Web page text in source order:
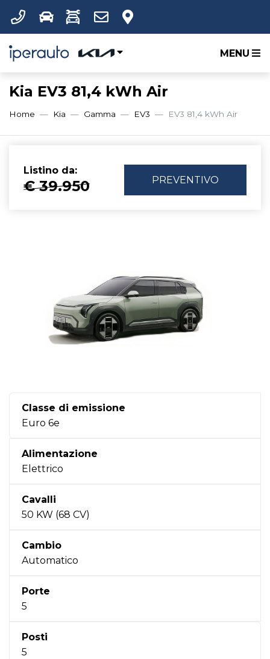
MENU
Kia EV3 81,4 kWh Air
Home Kia Gamma EV3 EV3 81,4 kWh Air
Listino da:
€ 39.950 PREVENTIVO
Classe di emissione
Euro 6e
Alimentazione
Elettrico
Cavalli
50 KW (68 CV)
Cambio
Automatico
Porte
5
Posti
5